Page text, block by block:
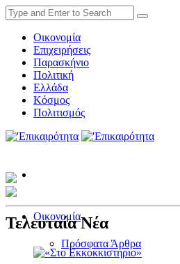
Οικονομία
Επιχειρήσεις
Παρασκήνιο
Πολιτική
Ελλάδα
Κόσμος
Πολιτισμός
Οικονομία
Πρόσφατα Άρθρα
Τελευταία Νέα